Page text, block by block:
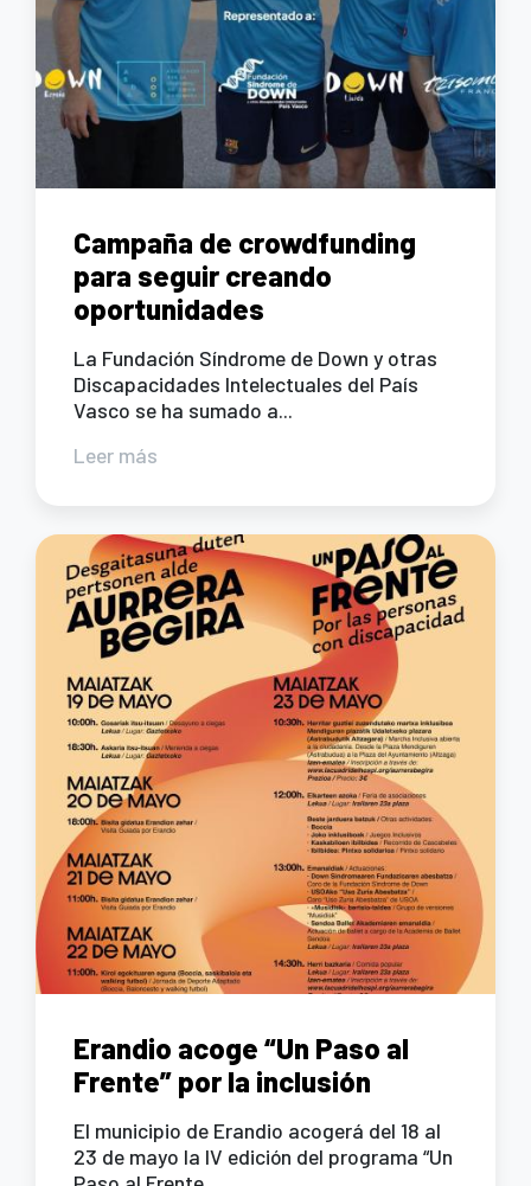
Campaña de crowdfunding
para seguir creando
oportunidades
La Fundación Síndrome de Down y otras
Discapacidades Intelectuales del País
Vasco se ha sumado a...
Leer más
Erandio acoge “Un Paso al
Frente” por la inclusión
El municipio de Erandio acogerá del 18 al
23 de mayo la IV edición del programa “Un